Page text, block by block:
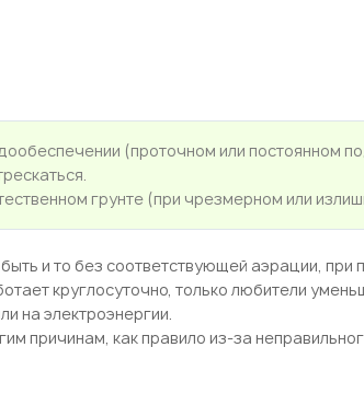
(проточном или постоянном
грунте (при чрезмерном или
и то без соответствующей аэрации, при
круглосуточно, только любители
на электроэнергии.
причинам, как правило из-за